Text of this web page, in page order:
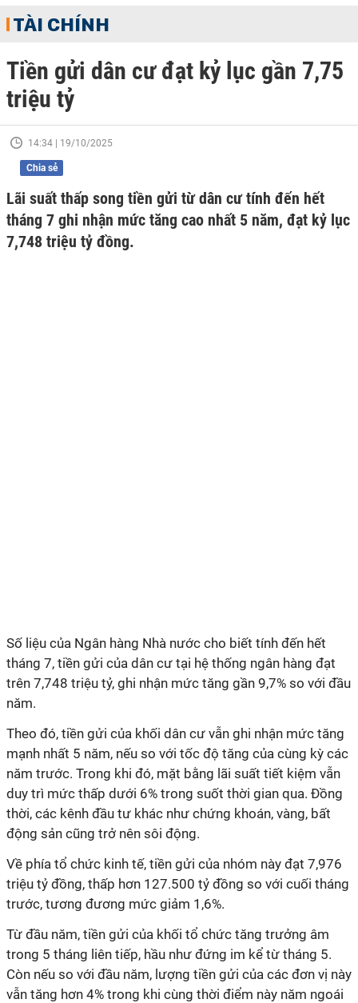
TÀI CHÍNH
Tiền gửi dân cư đạt kỷ lục gần 7,75
triệu tỷ
14:34 | 19/10/2025
Chia sẻ
Lãi suất thấp song tiền gửi từ dân cư tính đến hết
tháng 7 ghi nhận mức tăng cao nhất 5 năm, đạt kỷ lục
7,748 triệu tỷ đồng.
Số liệu của Ngân hàng Nhà nước cho biết tính đến hết
tháng 7, tiền gửi của dân cư tại hệ thống ngân hàng đạt
trên 7,748 triệu tỷ, ghi nhận mức tăng gần 9,7% so với đầu
năm.
Theo đó, tiền gửi của khối dân cư vẫn ghi nhận mức tăng
mạnh nhất 5 năm, nếu so với tốc độ tăng của cùng kỳ các
năm trước. Trong khi đó, mặt bằng lãi suất tiết kiệm vẫn
duy trì mức thấp dưới 6% trong suốt thời gian qua. Đồng
thời, các kênh đầu tư khác như chứng khoán, vàng, bất
động sản cũng trở nên sôi động.
Về phía tổ chức kinh tế, tiền gửi của nhóm này đạt 7,976
triệu tỷ đồng, thấp hơn 127.500 tỷ đồng so với cuối tháng
trước, tương đương mức giảm 1,6%.
Từ đầu năm, tiền gửi của khối tổ chức tăng trưởng âm
trong 5 tháng liên tiếp, hầu như đứng im kể từ tháng 5.
Còn nếu so với đầu năm, lượng tiền gửi của các đơn vị này
vẫn tăng hơn 4% trong khi cùng thời điểm này năm ngoái